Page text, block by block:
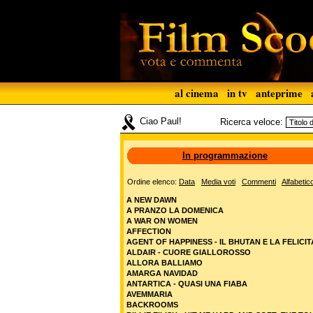
al cinema in tv anteprime
Ciao Paul! Ricerca veloce:
In programmazione
Ordine elenco: Data Media voti Commenti
A NEW DAWN
A PRANZO LA DOMENICA
A WAR ON WOMEN
AFFECTION
AGENT OF HAPPINESS - IL BHUTAN E LA
ALDAIR - CUORE GIALLOROSSO
ALLORA BALLIAMO
AMARGA NAVIDAD
ANTARTICA - QUASI UNA FIABA
AVEMMARIA
BACKROOMS